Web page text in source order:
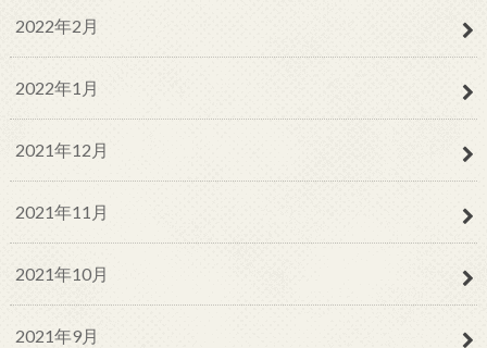
2022年2月
2022年1月
2021年12月
2021年11月
2021年10月
2021年9月